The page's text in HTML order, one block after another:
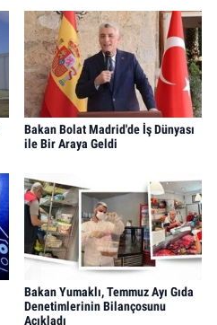
Bakan Bolat Madrid'de İş Dünyası
ile Bir Araya Geldi
Bakan Yumaklı, Temmuz Ayı Gıda
Denetimlerinin Bilançosunu
Açıkladı